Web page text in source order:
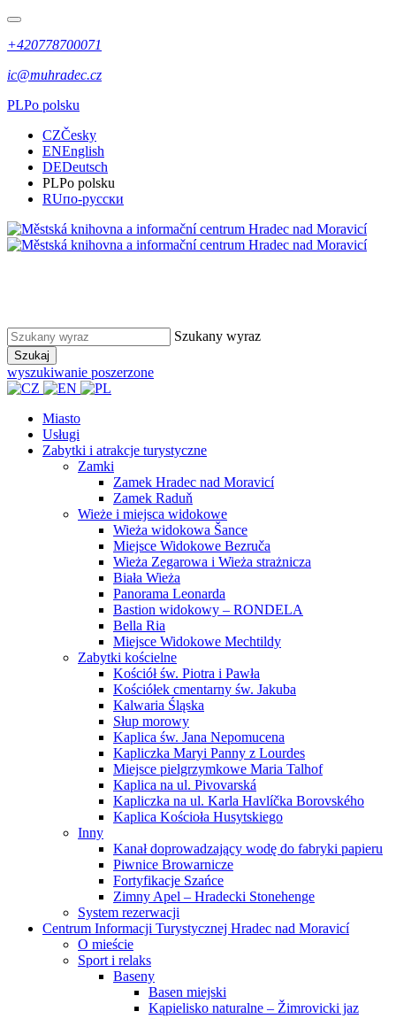
+420778700071
ic@muhradec.cz
PLPo polsku
CZČesky
ENEnglish
DEDeutsch
PLPo polsku
RUпо-русски
Szukany wyraz
Szukaj
wyszukiwanie poszerzone
Miasto
Usługi
Zabytki i atrakcje turystyczne
Zamki
Zamek Hradec nad Moravicí
Zamek Raduň
Wieże i miejsca widokowe
Wieża widokowa Šance
Miejsce Widokowe Bezruča
Wieża Zegarowa i Wieża strażnicza
Biała Wieża
Panorama Leonarda
Bastion widokowy – RONDELA
Bella Ria
Miejsce Widokowe Mechtildy
Zabytki kościelne
Kościół św. Piotra i Pawła
Kościółek cmentarny św. Jakuba
Kalwaria Śląska
Słup morowy
Kaplica św. Jana Nepomucena
Kapliczka Maryi Panny z Lourdes
Miejsce pielgrzymkowe Maria Talhof
Kaplica na ul. Pivovarská
Kapliczka na ul. Karla Havlíčka Borovského
Kaplica Kościoła Husytskiego
Inny
Kanał doprowadzający wodę do fabryki papieru
Piwnice Browarnicze
Fortyfikacje Szańce
Zimny Apel – Hradecki Stonehenge
System rezerwacji
Centrum Informacji Turystycznej Hradec nad Moravicí
O mieście
Sport i relaks
Baseny
Basen miejski
Kąpielisko naturalne – Žimrovicki jaz